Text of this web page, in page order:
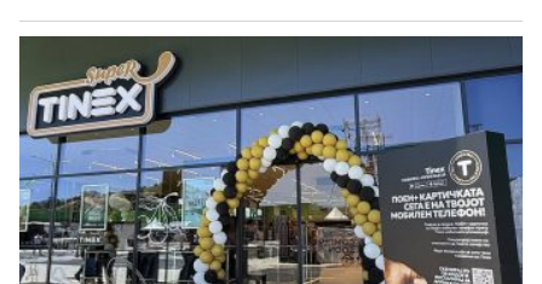
годишната стапка на инфлација изнесуваше 3,4